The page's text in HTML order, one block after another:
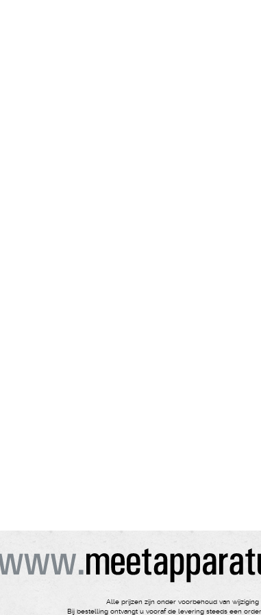
Alle prijzen zijn onder voorbehoud van wijziging
Bij bestelling ontvangt u vooraf de levering steeds een